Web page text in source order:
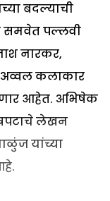
बदल्याची
समवेत पल्लवी
नारकर,
अव्वल कलाकार
आहेत. अभिषेक
लेखन
यांच्या